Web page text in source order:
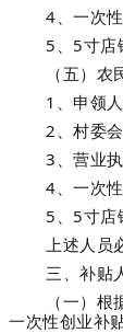
4、一次
5、5寸店
（五）
1、申领
2、村委
3、营业
4、一次
5、5寸店
上述人员
三、补贴
（一）
一次性创业补